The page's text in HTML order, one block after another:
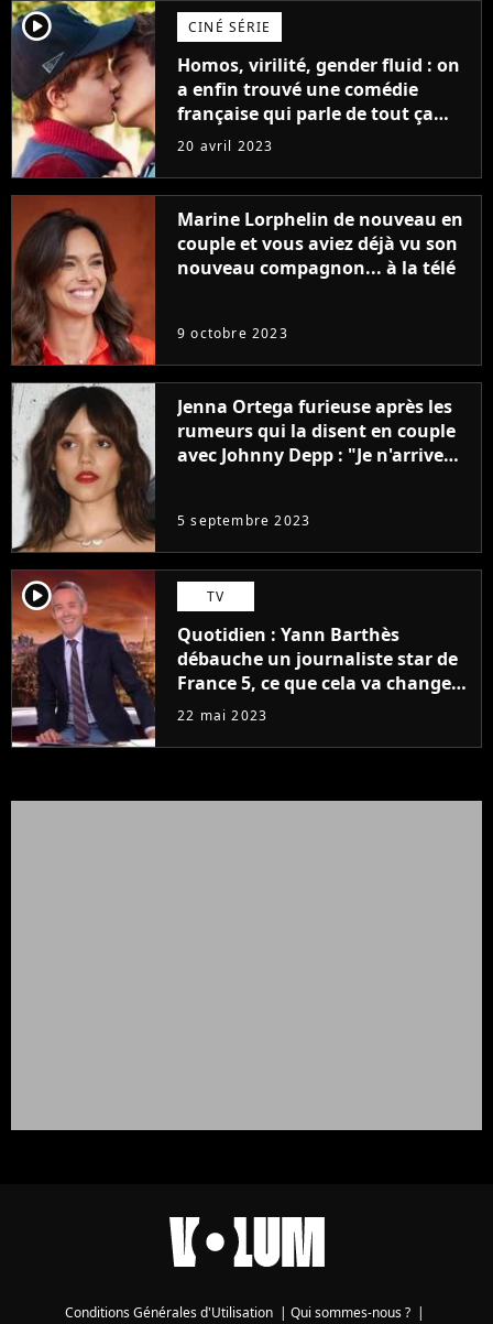
player2 CINÉ SÉRIE
Homos, virilité, gender fluid : on
a enfin trouvé une comédie
française qui parle de tout ça
sans être super ringarde
20 avril 2023
Marine Lorphelin de nouveau en
couple et vous aviez déjà vu son
nouveau compagnon... à la télé
9 octobre 2023
Jenna Ortega furieuse après les
rumeurs qui la disent en couple
avec Johnny Depp : "Je n'arrive
5 septembre 2023
player2 TV
Quotidien : Yann Barthès
débauche un journaliste star de
France 5, ce que cela va changer
à la rentrée
22 mai 2023
Conditions Générales d'Utilisation | Qui sommes-nous ? |